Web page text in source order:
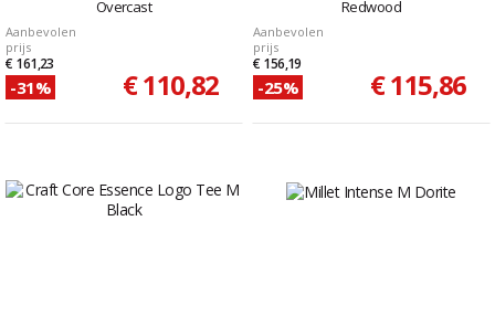
Overcast
Aanbevolen
prijs
€ 161,23
-31% € 110,82
Redwood
Aanbevolen
prijs
€ 156,19
-25% € 115,86